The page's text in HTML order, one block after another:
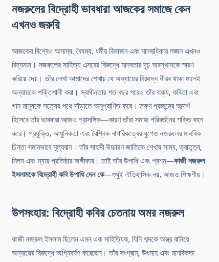
নজরুলের বিদ্রোহী ভাবধারা আজকের সমাজে কেন
এখনও জরুরি
আজকের বিশ্বেও অসাম্য, বৈষম্য, ধর্মীয় বিভাজন এবং মানবাধিকার লঙ্ঘন এখনও
বিদ্যমান। নজরুলের সাহিত্য এসবের বিরুদ্ধে মানবতার দৃঢ় অবস্থানকে স্মরণ
করিয়ে দেয়। তাঁর লেখা আমাদের শেখায় যে অন্যায়ের বিরুদ্ধে নীরব থাকা মানেই
অন্যায়কে শক্তিশালী করা। স্বাধীনতার শত বছর পরেও তাঁর বাক্য, কবিতা এবং
গান মানুষকে সত্যের পথে দাঁড়াতে অনুপ্রাণিত করে। তরুণ প্রজন্মের আদর্শ
হিসেবে তাঁর ভাবধারা আজও প্রাসঙ্গিক—কারণ তাঁরা সমাজ পরিবর্তনের শক্তি বহন
করে। প্রযুক্তি, আধুনিকতা এবং বৈশ্বিক নাগরিকত্বের যুগেও নজরুলের মানবিক
চিন্তা সমানভাবে মূল্যবান। তাঁর সাহসী উচ্চারণ জাতিকে শেখায় সাম্য, ভ্রাতৃত্ব,
মিলন এবং ন্যায় প্রতিষ্ঠার অঙ্গীকার। তাই তাঁর উপাধি এবং প্রশ্ন—কাজী নজরুল
ইসলামকে বিদ্রোহী কবি উপাধি দেন কে—শুধুই ঐতিহাসিক নয়, আজও শিক্ষণীয়।
উপসংহার: বিদ্রোহী কবির চেতনায় অমর নজরুল
কাজী নজরুল ইসলাম ছিলেন এমন এক সাহিত্যিক, যিনি শব্দকে অস্ত্র বানিয়ে
অন্যায়ের বিরুদ্ধে অগ্নিবর্ষণ করেছেন। তাঁর সংগ্রাম, উৎসাহ এবং মানবিকতা